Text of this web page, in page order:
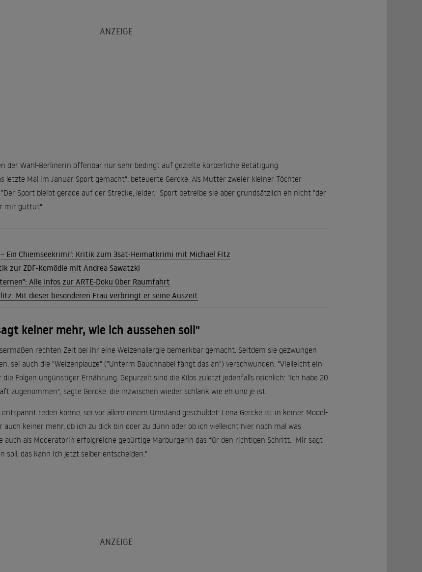
der Wahl-Berlinerin offenbar nur sehr bedingt auf gezielte körperliche Betätigung
letzte Mal im Januar Sport gemacht", beteuerte Gercke. Als Mutter zweier kleiner Töchter
Sport bleibt gerade auf der Strecke, leider." Sport betreibe sie aber grundsätzlich eh nicht "der
mir guttut".
Ein Chiemseekrimi": Kritik zum 3sat-Heimatkrimi mit Michael Fitz
zur ZDF-Komödie mit Andrea Sawatzki
Alle Infos zur ARTE-Doku über Raumfahrt
Mit dieser besonderen Frau verbringt er seine Auszeit
keiner mehr, wie ich aussehen soll"
rechten Zeit bei ihr eine Weizenallergie bemerkbar gemacht. Seitdem sie gezwungen
sei auch die "Weizenplauze" ("Unterm Bauchnabel fängt das an") verschwunden. "Vielleicht ein
Folgen ungünstiger Ernährung. Gepurzelt sind die Kilos zuletzt jedenfalls reichlich: "Ich habe 20
zugenommen", sagte Gercke, die inzwischen wieder schlank wie eh und je ist.
entspannt reden könne, sei vor allem einem Umstand geschuldet: Lena Gercke ist in keiner Model-
keiner mehr, ob ich zu dick bin oder zu dünn oder ob ich vielleicht hier noch mal was
auch als Moderatorin erfolgreiche gebürtige Marburgerin das für den richtigen Schritt. "Mir sagt
soll, das kann ich jetzt selber entscheiden."